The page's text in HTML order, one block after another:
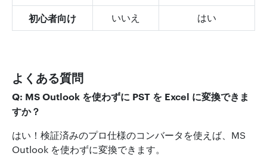
初心者向け いいえ はい
よくある質問
Q: MS Outlook を使わずに PST を Excel に変換できま
すか？
はい！検証済みのプロ仕様のコンバータを使えば、MS
Outlook を使わずに変換できます。